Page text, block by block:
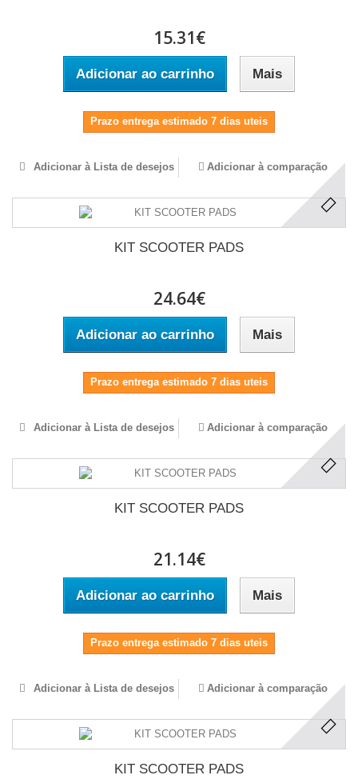
15.31€
Adicionar ao carrinho Mais
Prazo entrega estimado 7 dias uteis
Adicionar à Lista de desejos Adicionar à comparação
KIT SCOOTER PADS
24.64€
Adicionar ao carrinho Mais
Prazo entrega estimado 7 dias uteis
Adicionar à Lista de desejos Adicionar à comparação
KIT SCOOTER PADS
21.14€
Adicionar ao carrinho Mais
Prazo entrega estimado 7 dias uteis
Adicionar à Lista de desejos Adicionar à comparação
KIT SCOOTER PADS